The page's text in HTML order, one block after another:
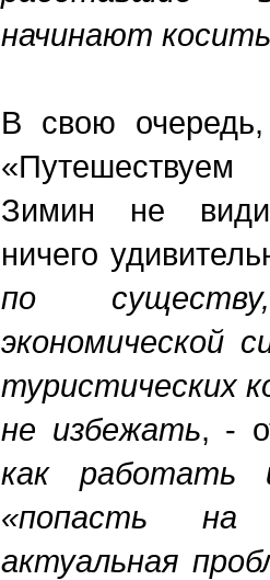
начинают
В свою
Зимин не
ничего
по
экономической
туристических
не избежать, -
как работать
«попасть
актуальная